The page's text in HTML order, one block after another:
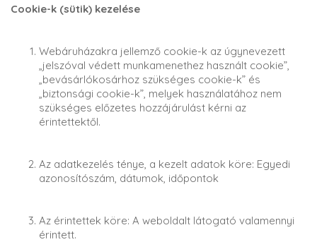
Cookie-k (sütik) kezelése
Webáruházakra jellemző cookie-k az úgynevezett
„jelszóval védett munkamenethez használt cookie”,
„bevásárlókosárhoz szükséges cookie-k” és
„biztonsági cookie-k”, melyek használatához nem
szükséges előzetes hozzájárulást kérni az
érintettektől.
Az adatkezelés ténye, a kezelt adatok köre: Egyedi
azonosítószám, dátumok, időpontok
Az érintettek köre: A weboldalt látogató valamennyi
érintett.